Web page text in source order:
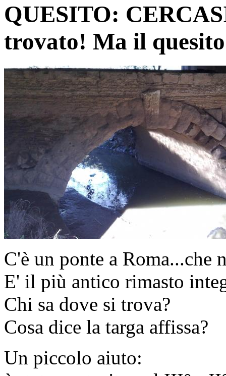
QUESITO:
trovato! Ma il
C'è un ponte a Roma...che
E' il più antico rimasto
Chi sa dove si trova?
Cosa dice la targa affissa?
Un piccolo aiuto: